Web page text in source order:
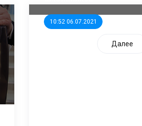
10:52 06.07.2021
Далее